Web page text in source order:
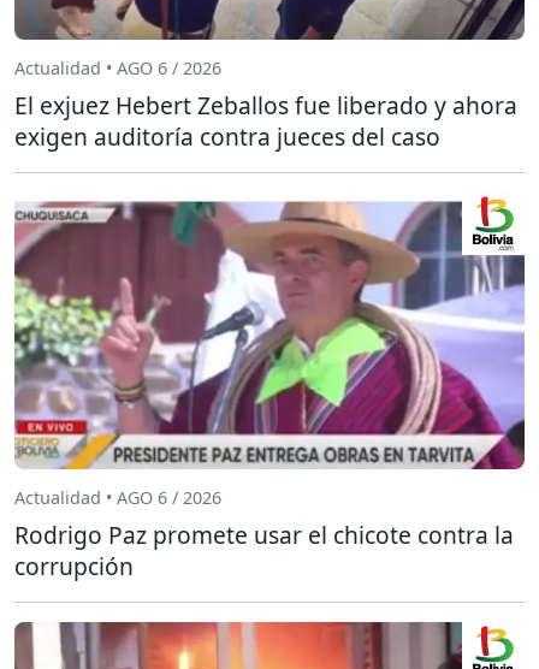
Actualidad • AGO 6 / 2026
El exjuez Hebert Zeballos fue liberado y ahora
exigen auditoría contra jueces del caso
Actualidad • AGO 6 / 2026
Rodrigo Paz promete usar el chicote contra la
corrupción